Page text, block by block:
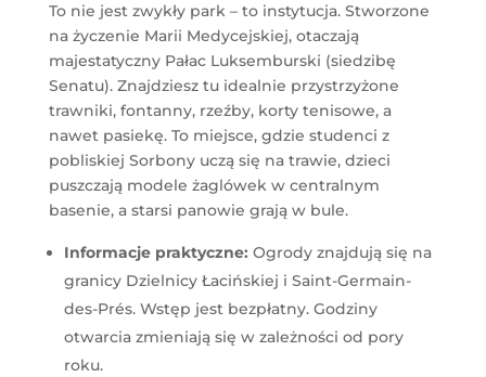
To nie jest zwykły park – to instytucja. Stworzone
na życzenie Marii Medycejskiej, otaczają
majestatyczny Pałac Luksemburski (siedzibę
Senatu). Znajdziesz tu idealnie przystrzyżone
trawniki, fontanny, rzeźby, korty tenisowe, a
nawet pasiekę. To miejsce, gdzie studenci z
pobliskiej Sorbony uczą się na trawie, dzieci
puszczają modele żaglówek w centralnym
basenie, a starsi panowie grają w bule.
Informacje praktyczne: Ogrody znajdują się na
granicy Dzielnicy Łacińskiej i Saint-Germain-
des-Prés. Wstęp jest bezpłatny. Godziny
otwarcia zmieniają się w zależności od pory
roku.